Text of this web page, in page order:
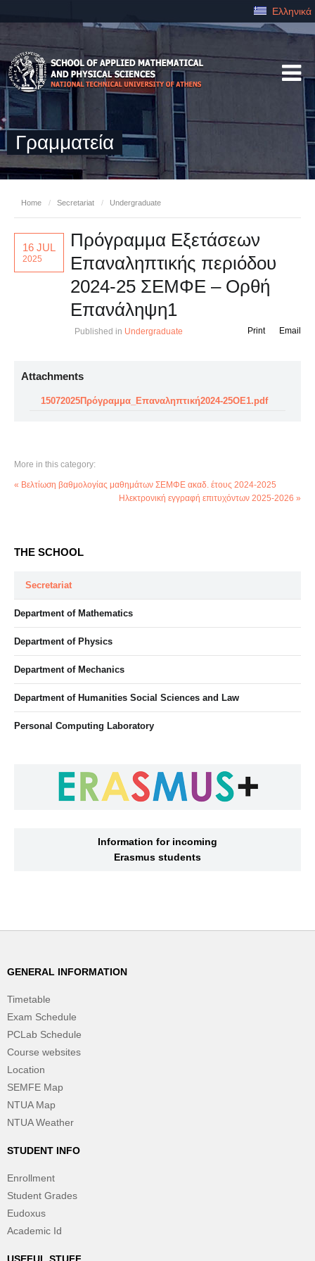
Ελληνικά
Γραμματεία
Home / Secretariat / Undergraduate
16 JUL
2025
Πρόγραμμα Εξετάσεων
Επαναληπτικής περιόδου
2024-25 ΣΕΜΦΕ – Ορθή
Επανάληψη1
Published in Undergraduate Email
Print
Attachments
15072025Πρόγραμμα_Επαναληπτική2024-25ΟΕ1.pdf
More in this category:
« Βελτίωση βαθμολογίας μαθημάτων ΣΕΜΦΕ ακαδ. έτους 2024-2025
Ηλεκτρονική εγγραφή επιτυχόντων 2025-2026 »
THE SCHOOL
Secretariat
Department of Mathematics
Department of Physics
Department of Mechanics
Department of Humanities Social Sciences and Law
Personal Computing Laboratory
Information for incoming
Erasmus students
GENERAL INFORMATION
Timetable
Exam Schedule
PCLab Schedule
Course websites
Location
SEMFE Map
NTUA Map
NTUA Weather
STUDENT INFO
Enrollment
Student Grades
Eudoxus
Academic Id